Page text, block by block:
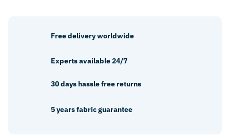
Free delivery worldwide
Experts available 24/7
30 days hassle free returns
5 years fabric guarantee